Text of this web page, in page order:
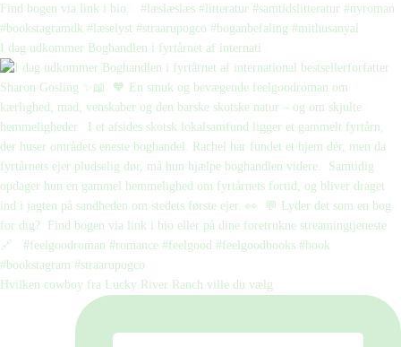
I dag udkommer Boghandlen i fyrtårnet af internati
Hvilken cowboy fra Lucky River Ranch ville du vælg